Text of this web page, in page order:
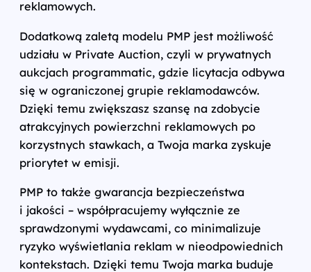
reklamowych.
Dodatkową zaletą modelu PMP jest możliwość
udziału w Private Auction, czyli w prywatnych
aukcjach programmatic, gdzie licytacja odbywa
się w ograniczonej grupie reklamodawców.
Dzięki temu zwiększasz szansę na zdobycie
atrakcyjnych powierzchni reklamowych po
korzystnych stawkach, a Twoja marka zyskuje
priorytet w emisji.
PMP to także gwarancja bezpieczeństwa
i jakości – współpracujemy wyłącznie ze
sprawdzonymi wydawcami, co minimalizuje
ryzyko wyświetlania reklam w nieodpowiednich
kontekstach. Dzięki temu Twoja marka buduje